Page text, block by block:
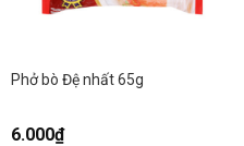
Phở bò Đệ nhất 65g
6.000₫